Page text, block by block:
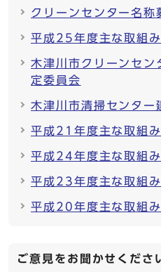
クリーンセンター名称
平成25年度主な取組み
木津川市クリーンセン
定委員会
木津川市清掃センター
平成21年度主な取組み
平成24年度主な取組み
平成23年度主な取組み
平成20年度主な取組み
ご意見をお聞かせくださ